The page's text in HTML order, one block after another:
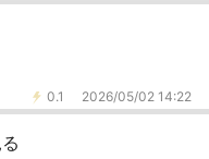
0.1 2026/05/02 14:22